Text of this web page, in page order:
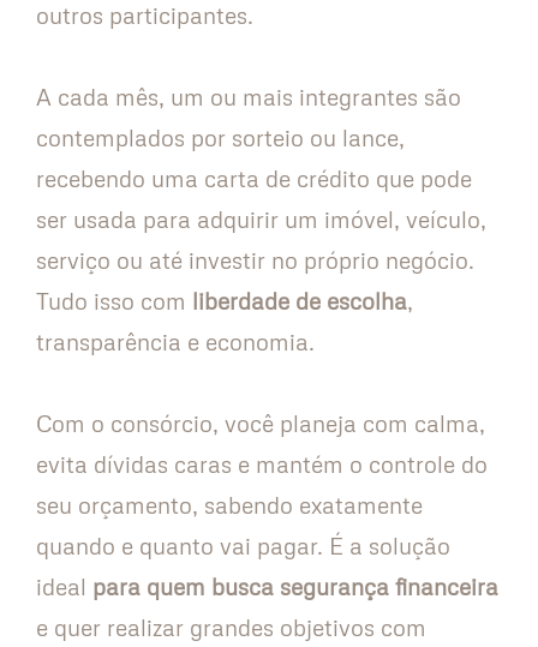
outros participantes.
A cada mês, um ou mais integrantes são
contemplados por sorteio ou lance,
recebendo uma carta de crédito que pode
ser usada para adquirir um imóvel, veículo,
serviço ou até investir no próprio negócio.
Tudo isso com liberdade de escolha,
transparência e economia.
Com o consórcio, você planeja com calma,
evita dívidas caras e mantém o controle do
seu orçamento, sabendo exatamente
quando e quanto vai pagar. É a solução
ideal para quem busca segurança financeira
e quer realizar grandes objetivos com